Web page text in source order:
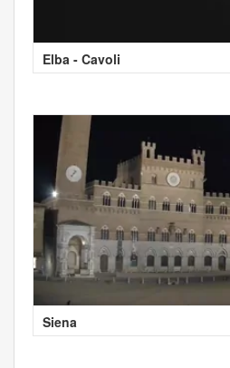
Elba - Cavoli
Siena